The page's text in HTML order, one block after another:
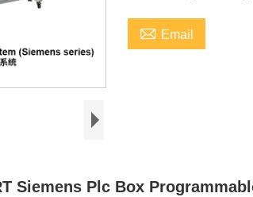
 Email
Siemens Plc Box